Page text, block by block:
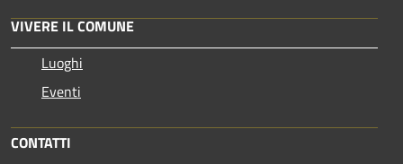
VIVERE IL COMUNE
Luoghi
Eventi
CONTATTI